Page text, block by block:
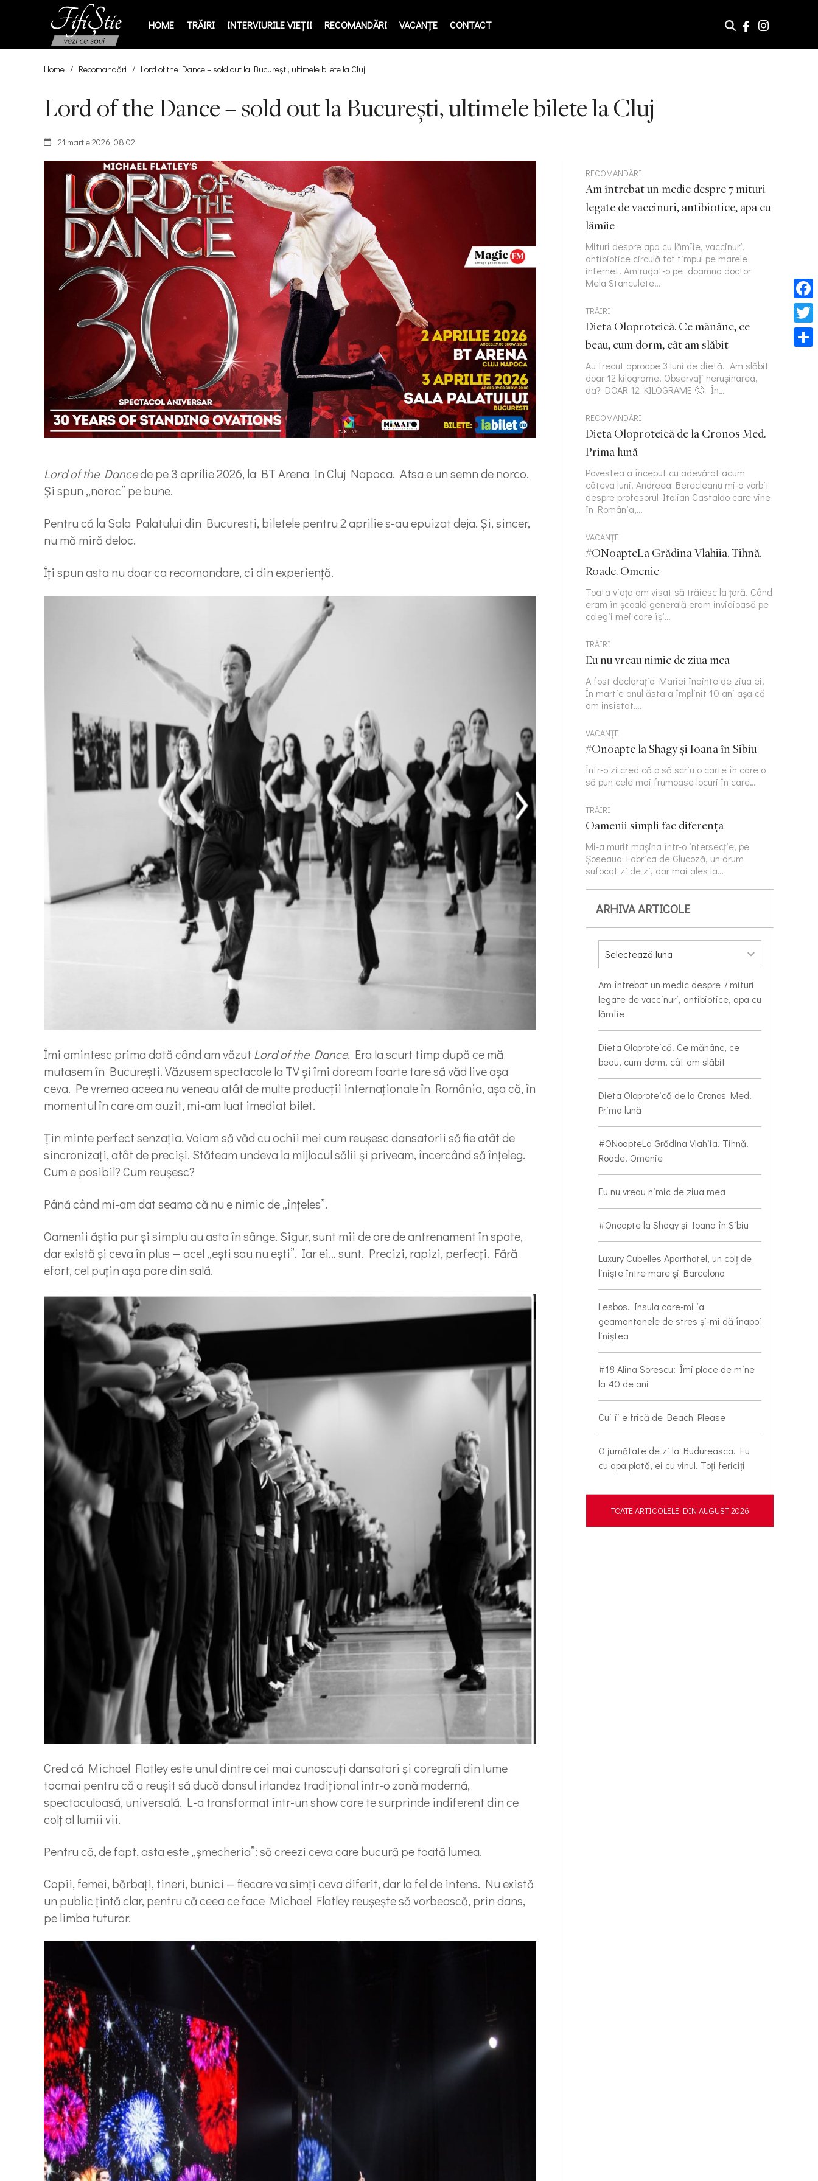
HOME TRĂIRI INTERVIURILE VIEŢII RECOMANDĂRI VACANȚE CONTACT
Home / Recomandări / Lord of the Dance – sold out la București, ultimele bilete la Cluj
Lord of the Dance – sold out la București, ultimele bilete la Cluj
21 martie 2026, 08:02
Lord of the Dancede pe 3 aprilie 2026, la BT Arena In Cluj Napoca. Atsa e un semn de norco.
Și spun „noroc” pe bune.
Pentru că la Sala Palatului din Bucuresti, biletele pentru 2 aprilie s-au epuizat deja. Și, sincer,
nu mă miră deloc.
Îți spun asta nu doar ca recomandare, ci din experiență.
Îmi amintesc prima dată când am văzut Lord of the Dance. Era la scurt timp după ce mă
mutasem în București. Văzusem spectacole la TV și îmi doream foarte tare să văd live așa
ceva. Pe vremea aceea nu veneau atât de multe producții internaționale în România, așa că, în
momentul în care am auzit, mi-am luat imediat bilet.
Țin minte perfect senzația. Voiam să văd cu ochii mei cum reușesc dansatorii să fie atât de
sincronizați, atât de preciși. Stăteam undeva la mijlocul sălii și priveam, încercând să înțeleg.
Cum e posibil? Cum reușesc?
Până când mi-am dat seama că nu e nimic de „înțeles”.
Oamenii ăștia pur și simplu au asta în sânge. Sigur, sunt mii de ore de antrenament în spate,
dar există și ceva în plus — acel „ești sau nu ești”. Iar ei… sunt. Precizi, rapizi, perfecți. Fără
efort, cel puțin așa pare din sală.
Cred că Michael Flatley este unul dintre cei mai cunoscuți dansatori și coregrafi din lume
tocmai pentru că a reușit să ducă dansul irlandez tradițional într-o zonă modernă,
spectaculoasă, universală. L-a transformat într-un show care te surprinde indiferent din ce
colț al lumii vii.
Pentru că, de fapt, asta este „șmecheria”: să creezi ceva care bucură pe toată lumea.
Copii, femei, bărbați, tineri, bunici — fiecare va simți ceva diferit, dar la fel de intens. Nu există
un public țintă clar, pentru că ceea ce face Michael Flatley reușește să vorbească, prin dans,
pe limba tuturor.
RECOMANDĂRI
Am întrebat un medic despre 7 mituri
legate de vaccinuri, antibiotice, apa cu
lămîie
Mituri despre apa cu lămîie, vaccinuri,
antibiotice circulă tot timpul pe marele
internet. Am rugat-o pe doamna doctor
Mela Stanculete…
TRĂIRI
Dieta Oloproteică. Ce mănânc, ce
beau, cum dorm, cât am slăbit
Au trecut aproape 3 luni de dietă. Am slăbit
doar 12 kilograme. Observați nerușinarea,
da? DOAR 12 KILOGRAME 🙂 În…
RECOMANDĂRI
Dieta Oloproteică de la Cronos Med.
Prima lună
Povestea a început cu adevărat acum
câteva luni. Andreea Berecleanu mi-a vorbit
despre profesorul Italian Castaldo care vine
în România,…
VACANȚE
#ONoapteLa Grădina Vlahiia. Tihnă.
Roade. Omenie
Toata viața am visat să trăiesc la țară. Când
eram în școală generală eram invidioasă pe
colegii mei care își…
TRĂIRI
Eu nu vreau nimic de ziua mea
A fost declarația Mariei înainte de ziua ei.
În martie anul ăsta a împlinit 10 ani așa că
am insistat….
VACANȚE
#Onoapte la Shagy și Ioana în Sibiu
Într-o zi cred că o să scriu o carte în care o
să pun cele mai frumoase locuri în care…
TRĂIRI
Oamenii simpli fac diferența
Mi-a murit mașina într-o intersecție, pe
Șoseaua Fabrica de Glucoză, un drum
sufocat zi de zi, dar mai ales la…
ARHIVA ARTICOLE
Am întrebat un medic despre 7 mituri
legate de vaccinuri, antibiotice, apa cu
lămîie
Dieta Oloproteică. Ce mănânc, ce
beau, cum dorm, cât am slăbit
Dieta Oloproteică de la Cronos Med.
Prima lună
#ONoapteLa Grădina Vlahiia. Tihnă.
Roade. Omenie
Eu nu vreau nimic de ziua mea
#Onoapte la Shagy și Ioana în Sibiu
Luxury Cubelles Aparthotel, un colț de
liniște între mare și Barcelona
Lesbos. Insula care-mi ia
geamantanele de stres și-mi dă înapoi
liniștea
#18 Alina Sorescu: Îmi place de mine
la 40 de ani
Cui îi e frică de Beach Please
O jumătate de zi la Budureasca. Eu
cu apa plată, ei cu vinul. Toți fericiți
TOATE ARTICOLELE DIN AUGUST 2026